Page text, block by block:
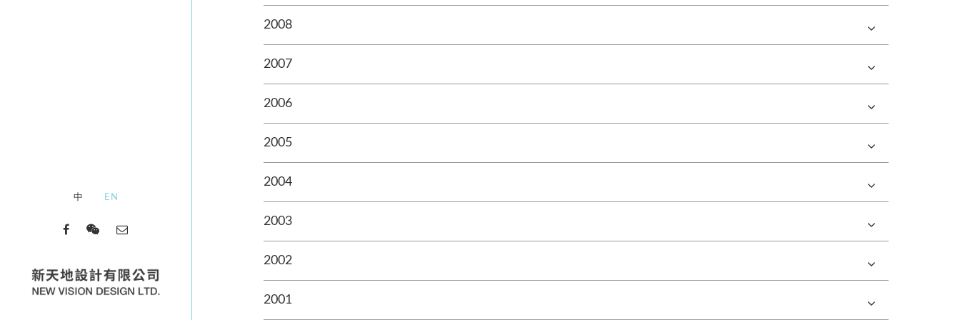
中 EN
2008
2007
2006
2005
2004
2003
2002
2001